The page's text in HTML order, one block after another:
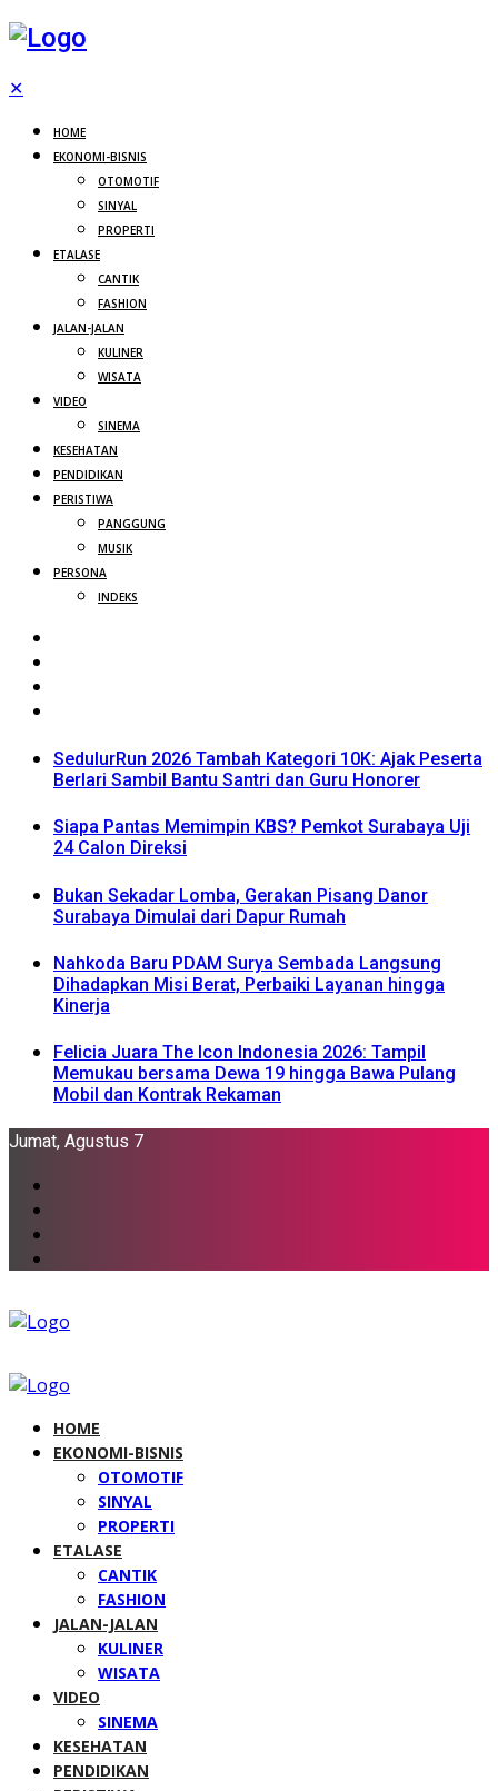
✕
HOME
EKONOMI-BISNIS
OTOMOTIF
SINYAL
PROPERTI
ETALASE
CANTIK
FASHION
JALAN-JALAN
KULINER
WISATA
VIDEO
SINEMA
KESEHATAN
PENDIDIKAN
PERISTIWA
PANGGUNG
MUSIK
PERSONA
INDEKS
SedulurRun 2026 Tambah Kategori 10K: Ajak Peserta
Berlari Sambil Bantu Santri dan Guru Honorer
Siapa Pantas Memimpin KBS? Pemkot Surabaya Uji
24 Calon Direksi
Bukan Sekadar Lomba, Gerakan Pisang Danor
Surabaya Dimulai dari Dapur Rumah
Nahkoda Baru PDAM Surya Sembada Langsung
Dihadapkan Misi Berat, Perbaiki Layanan hingga
Kinerja
Felicia Juara The Icon Indonesia 2026: Tampil
Memukau bersama Dewa 19 hingga Bawa Pulang
Mobil dan Kontrak Rekaman
Jumat, Agustus 7
HOME
EKONOMI-BISNIS
OTOMOTIF
SINYAL
PROPERTI
ETALASE
CANTIK
FASHION
JALAN-JALAN
KULINER
WISATA
VIDEO
SINEMA
KESEHATAN
PENDIDIKAN